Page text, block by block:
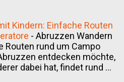
Kindern: Einfache Routen
- Abruzzen Wandern
Routen rund um Campo
entdecken möchte,
dabei hat, findet rund ...